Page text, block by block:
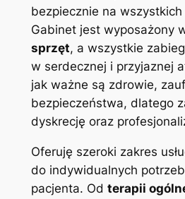
bezpiecznie na
Gabinet jest wyposażony
sprzęt, a wszystkie
w serdecznej i przyjaznej
jak ważne są zdrowie,
bezpieczeństwa, dlatego
dyskrecję oraz
Oferuję szeroki zakres
do indywidualnych
pacjenta. Od terapii